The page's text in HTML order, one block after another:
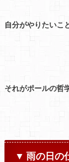
自分がやりたいこ
それがポールの哲
▼ 雨の日の